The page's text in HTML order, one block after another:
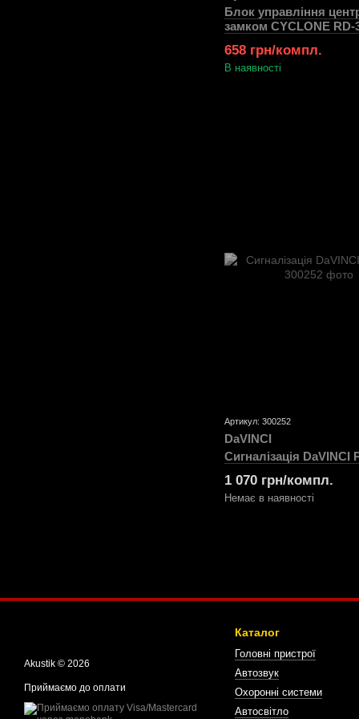
Блок управління
замком CYCLONE RD-
658 грн/компл.
В наявності
Артикул: 300252
DaVINCI
Сигналізація DaVINCI
1 070 грн/компл.
Немає в наявності
Akustik © 2026
Приймаємо до оплати
Каталог
Головні пристрої
Автозвук
Охоронні системи
Автосвітло